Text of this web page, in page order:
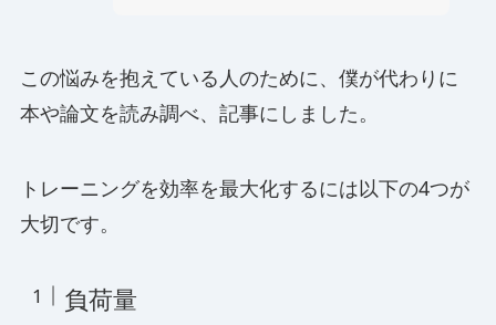
この悩みを抱えている人のために、僕が代わりに
本や論文を読み調べ、記事にしました。
トレーニングを効率を最大化するには以下の4つが
大切です。
負荷量